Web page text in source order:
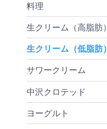
料理
生クリーム（高脂肪）
生クリーム（低脂肪）
サワークリーム
中沢クロテッド
ヨーグルト